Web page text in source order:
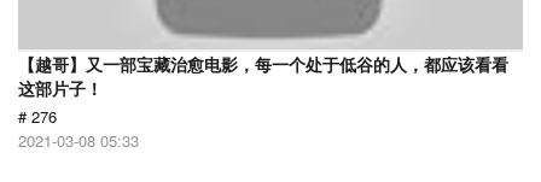
【越哥】又一部宝藏治愈电影，每一个处于低谷的人，都应该看看
这部片子！
# 276
2021-03-08 05:33